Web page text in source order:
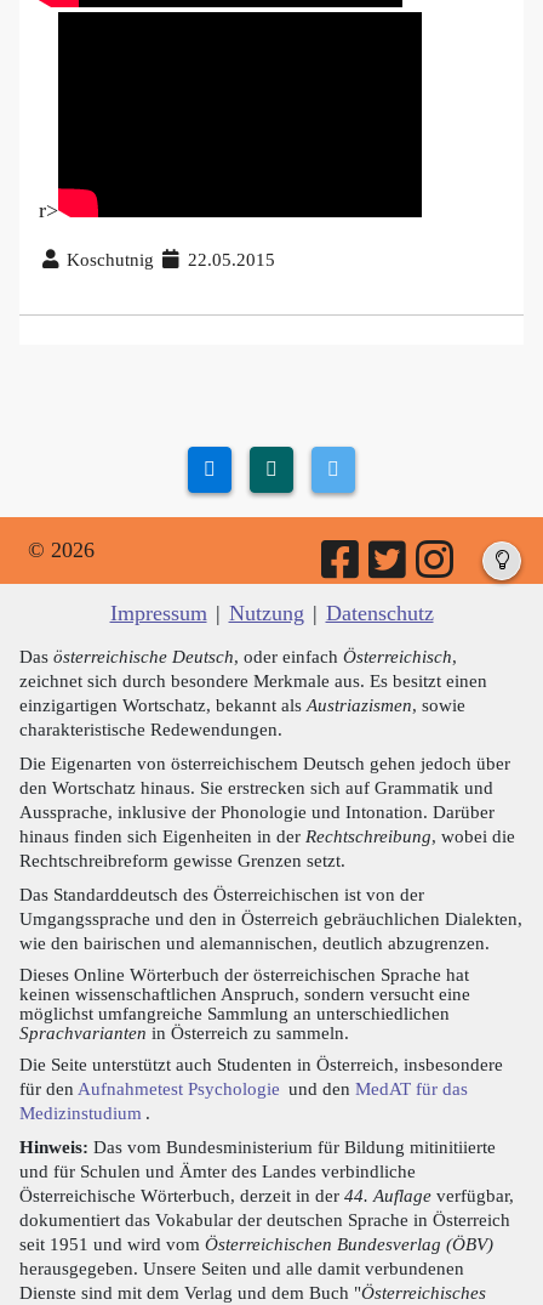
r>
Koschutnig 22.05.2015
© 2026
Impressum | Nutzung | Datenschutz
Das österreichische Deutsch, oder einfach Österreichisch,
zeichnet sich durch besondere Merkmale aus. Es besitzt einen
einzigartigen Wortschatz, bekannt als Austriazismen, sowie
charakteristische Redewendungen.
Die Eigenarten von österreichischem Deutsch gehen jedoch über
den Wortschatz hinaus. Sie erstrecken sich auf Grammatik und
Aussprache, inklusive der Phonologie und Intonation. Darüber
hinaus finden sich Eigenheiten in der Rechtschreibung, wobei die
Rechtschreibreform gewisse Grenzen setzt.
Das Standarddeutsch des Österreichischen ist von der
Umgangssprache und den in Österreich gebräuchlichen Dialekten,
wie den bairischen und alemannischen, deutlich abzugrenzen.
Dieses Online Wörterbuch der österreichischen Sprache hat
keinen wissenschaftlichen Anspruch, sondern versucht eine
möglichst umfangreiche Sammlung an unterschiedlichen
Sprachvarianten in Österreich zu sammeln.
Die Seite unterstützt auch Studenten in Österreich, insbesondere
für den Aufnahmetest Psychologie und den MedAT für das
Medizinstudium .
Hinweis: Das vom Bundesministerium für Bildung mitinitiierte
und für Schulen und Ämter des Landes verbindliche
Österreichische Wörterbuch, derzeit in der 44. Auflage verfügbar,
dokumentiert das Vokabular der deutschen Sprache in Österreich
seit 1951 und wird vom Österreichischen Bundesverlag (ÖBV)
herausgegeben. Unsere Seiten und alle damit verbundenen
Dienste sind mit dem Verlag und dem Buch "Österreichisches